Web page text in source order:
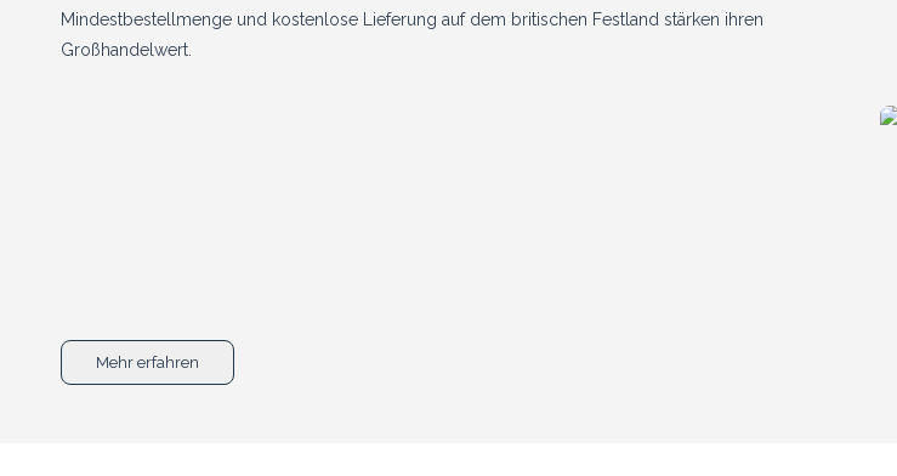
Mindestbestellmenge und kostenlose Lieferung auf dem britischen Festland stärken ihren
Großhandelwert.
Mehr erfahren